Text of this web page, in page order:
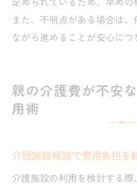
また、不明点がある場合は
ながら進めることが安心につ
親の介護費が不安
用術
介護施設相談で費用負担を
介護施設の利用を検討する